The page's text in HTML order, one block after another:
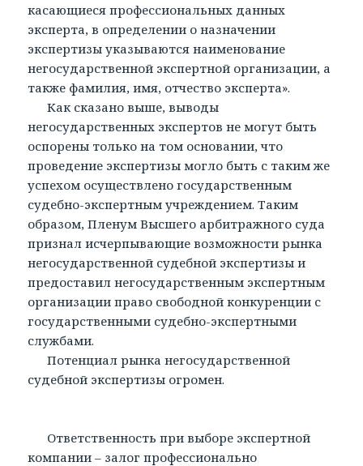
касающиеся профессиональных данных
эксперта, в определении о назначении
экспертизы указываются наименование
негосударственной экспертной организации, а
также фамилия, имя, отчество эксперта».
Как сказано выше, выводы
негосударственных экспертов не могут быть
оспорены только на том основании, что
проведение экспертизы могло быть с таким же
успехом осуществлено государственным
судебно-экспертным учреждением. Таким
образом, Пленум Высшего арбитражного суда
признал исчерпывающие возможности рынка
негосударственной судебной экспертизы и
предоставил негосударственным экспертным
организации право свободной конкуренции с
государственными судебно-экспертными
службами.
Потенциал рынка негосударственной
судебной экспертизы огромен.
Ответственность при выборе экспертной
компании – залог профессионально